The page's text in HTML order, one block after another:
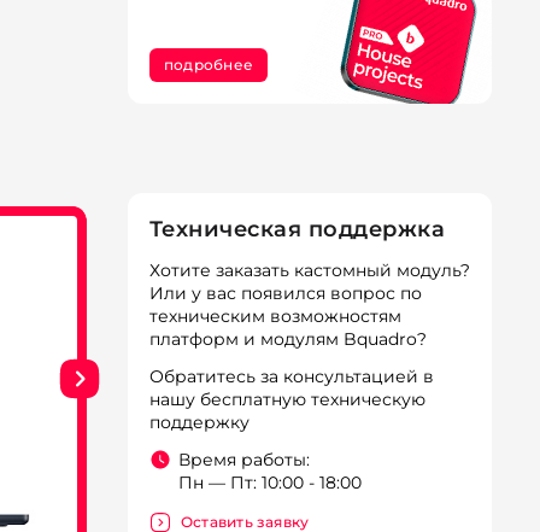
подробнее
Техническая поддержка
Хотите заказать кастомный модуль?
Или у вас появился вопрос по
техническим возможностям
платформ и модулям Bquadro?
Обратитесь за консультацией в
нашу бесплатную техническую
поддержку
Время работы:
Пн — Пт: 10:00 - 18:00
Оставить заявку